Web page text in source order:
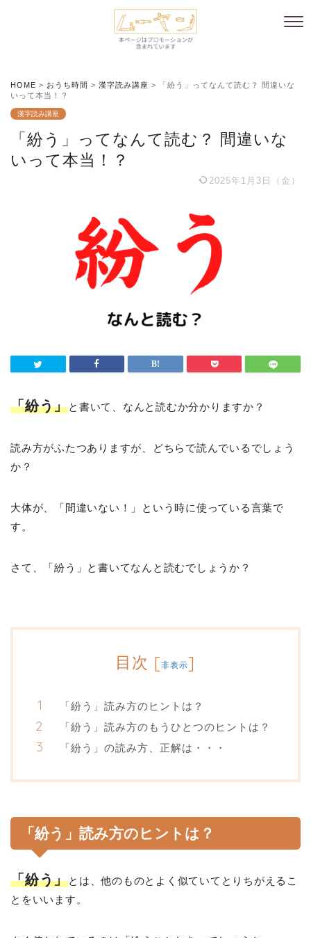
HOME > おうち時間 > 漢字読み講座 >
「紛う」ってなんて読む？ 間違いな
いって本当！？
漢字読み講座
「紛う」ってなんて読む？ 間違いな
いって本当！？
2025年1月3日（金）
「紛う」と書いて、なんと読むか分かりますか？
読み方がふたつありますが、どちらで読んでいるでしょう
か？
大体が、「間違いない！」という時に使っている言葉で
す。
さて、「紛う」と書いてなんと読むでしょうか？
目次 [非表示]
「紛う」読み方のヒントは？
「紛う」読み方のもうひとつのヒントは？
「紛う」の読み方、正解は・・・
「紛う」読み方のヒントは？
「紛う」とは、他のものとよく似ていてとりちがえるこ
とをいいます。